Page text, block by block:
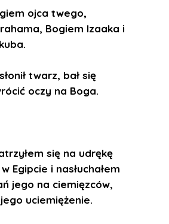
ojca twego,
Bogiem Izaaka i
twarz, bał się
oczy na Boga.
się na udrękę
Egipcie i nasłuchałem
jego na ciemięzców,
uciemiężenie.